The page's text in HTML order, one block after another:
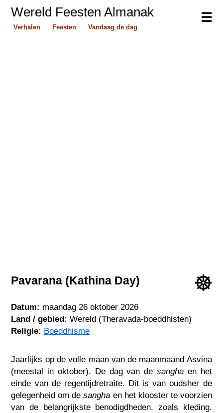
☰
Wereld Feesten Almanak
Verhalen Feesten Vandaag de dag
Pavarana (Kathina Day)
Datum: maandag 26 oktober 2026
Land / gebied: Wereld (Theravada-boeddhisten)
Religie: Boeddhisme
Jaarlijks op de volle maan van de maanmaand Asvina
(meestal in oktober). De dag van de sangha en het
einde van de regentijdretraite. Dit is van oudsher de
gelegenheid om desangha en het klooster te voorzien
van de belangrijkste benodigdheden, zoals kleding.